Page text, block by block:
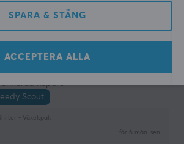
- Växelspak
köpare
Scout
- Växelspak
för 6 mån. sen
SPARA & STÄNG
ACCEPTERA ALLA